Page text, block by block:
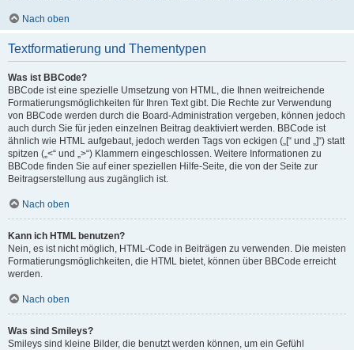
Nach oben
Textformatierung und Thementypen
Was ist BBCode?
BBCode ist eine spezielle Umsetzung von HTML, die Ihnen weitreichende
Formatierungsmöglichkeiten für Ihren Text gibt. Die Rechte zur Verwendung
von BBCode werden durch die Board-Administration vergeben, können jedoch
auch durch Sie für jeden einzelnen Beitrag deaktiviert werden. BBCode ist
ähnlich wie HTML aufgebaut, jedoch werden Tags von eckigen („[“ und „]“) statt
spitzen („<“ und „>“) Klammern eingeschlossen. Weitere Informationen zu
BBCode finden Sie auf einer speziellen Hilfe-Seite, die von der Seite zur
Beitragserstellung aus zugänglich ist.
Nach oben
Kann ich HTML benutzen?
Nein, es ist nicht möglich, HTML-Code in Beiträgen zu verwenden. Die meisten
Formatierungsmöglichkeiten, die HTML bietet, können über BBCode erreicht
werden.
Nach oben
Was sind Smileys?
Smileys sind kleine Bilder, die benutzt werden können, um ein Gefühl